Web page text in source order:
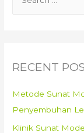
Terpercaya
Perlu
Diketahui
||
h
RECENT
Metode Sunat
Penyembuhan
Klinik Sunat